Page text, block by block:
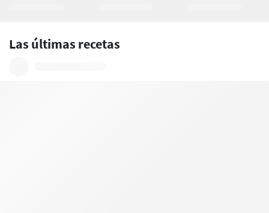
Las últimas recetas